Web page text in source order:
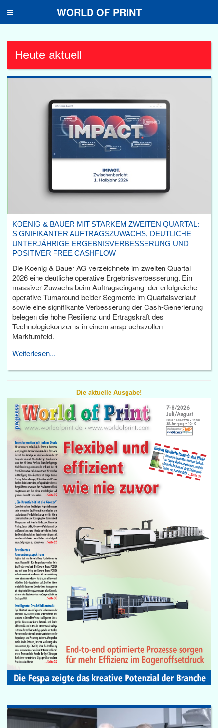
Toggle
WORLD OF PRINT
Heute aktuell
KOENIG & BAUER MIT STARKEM ZWEITEN QUARTAL:
SIGNIFIKANTER AUFTRAGSZUWACHS, DEUTLICHE
UNTERJÄHRIGE ERGEBNISVERBESSERUNG UND
POSITIVER FREE CASHFLOW
Die Koenig & Bauer AG verzeichnete im zweiten Quartal
2026 eine deutliche operative Ergebnisverbesserung. Ein
massiver Zuwachs beim Auftragseingang, der erfolgreiche
operative Turnaround beider Segmente im Quartalsverlauf
sowie eine signifikante Verbesserung der Cash-Generierung
belegen die hohe Resilienz und Ertragskraft des
Technologiekonzerns in einem anspruchsvollen
Marktumfeld.
Weiterlesen...
Die aktuelle Ausgabe!